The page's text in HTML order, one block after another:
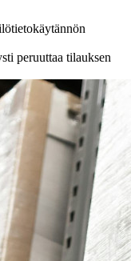
peruuttaa tilauksen